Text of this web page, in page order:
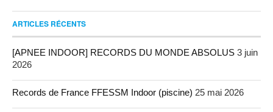
ARTICLES RÉCENTS
[APNEE INDOOR] RECORDS DU MONDE ABSOLUS 3 juin
2026
Records de France FFESSM Indoor (piscine) 25 mai 2026